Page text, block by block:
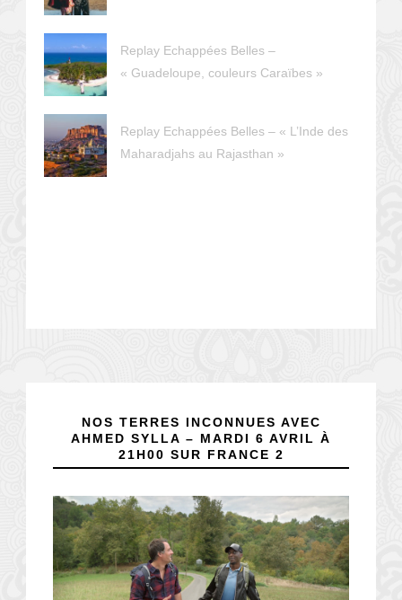
Replay Echappées Belles –
« Guadeloupe, couleurs Caraïbes »
Replay Echappées Belles – « L’Inde des
Maharadjahs au Rajasthan »
NOS TERRES INCONNUES AVEC
AHMED SYLLA – MARDI 6 AVRIL À
21H00 SUR FRANCE 2